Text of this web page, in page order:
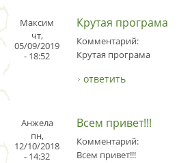
Максим
чт,
05/09/2019
- 18:52
Крутая програма
Комментарий:
Крутая програма
ответить
Анжела
пн,
12/10/2018
- 14:32
Всем привет!!!
Комментарий:
Всем привет!!!